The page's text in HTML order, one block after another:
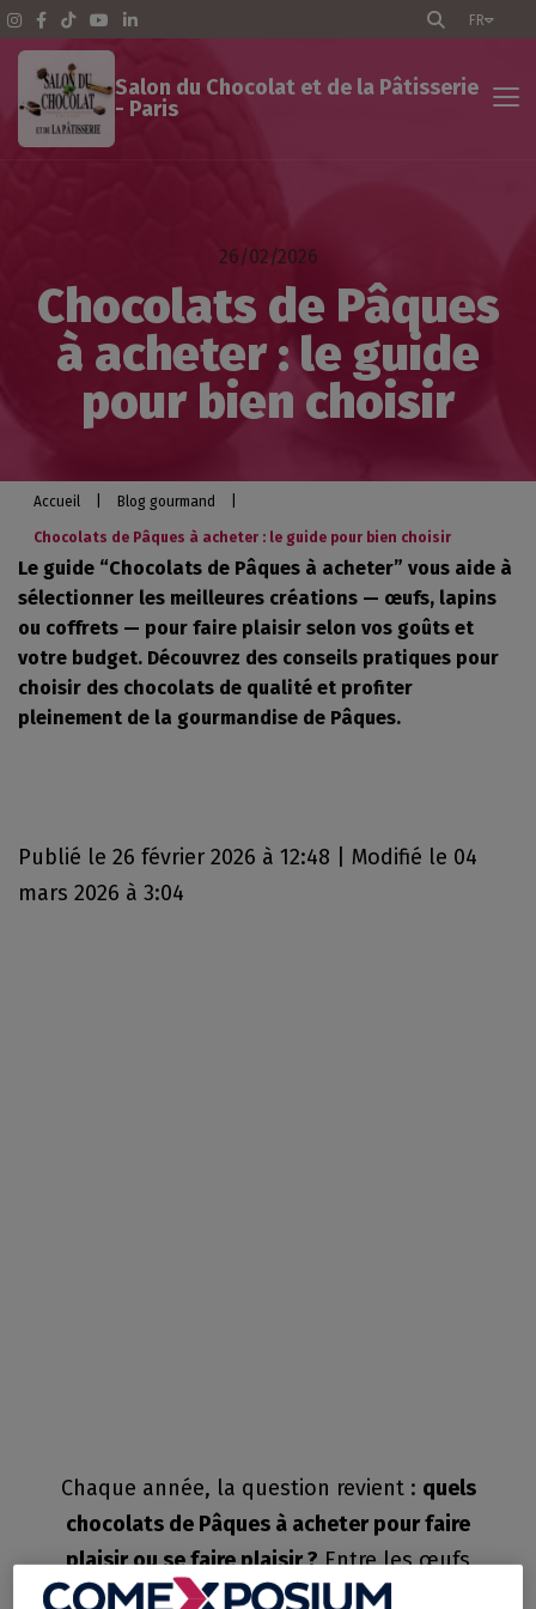
FR
Salon du Chocolat et de la Pâtisserie
- Paris
Le Salon du Chocolat dans le monde
Blog gourmand
26/02/2026
Chocolats de Pâques
à acheter : le guide
pour bien choisir
Accueil Blog gourmand
Chocolats de Pâques à acheter : le guide pour bien choisir
Le guide “Chocolats de Pâques à acheter” vous aide à
sélectionner les meilleures créations — œufs, lapins
ou coffrets — pour faire plaisir selon vos goûts et
votre budget. Découvrez des conseils pratiques pour
choisir des chocolats de qualité et profiter
pleinement de la gourmandise de Pâques.
Publié le 26 février 2026 à 12:48 | Modifié le 04
mars 2026 à 3:04
Chaque année, la question revient : quels
chocolats de Pâques à acheter pour faire
plaisir ou se faire plaisir ?Entre les œufs
garnis, les moulages traditionnels, les